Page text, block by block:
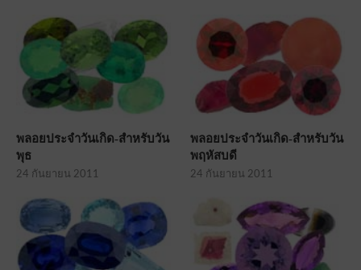
พลอยประจำวันเกิด-สำหรับวัน
พุธ
24 กันยายน 2011
พลอยประจำวันเกิด-สำหรับวัน
พฤหัสบดี
24 กันยายน 2011